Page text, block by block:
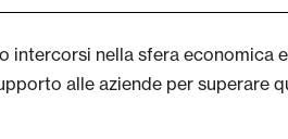
intercorsi nella sfera economica
alle aziende per superare